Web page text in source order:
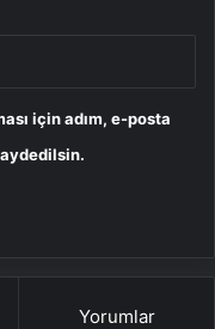
için adım, e-posta
Yorumlar